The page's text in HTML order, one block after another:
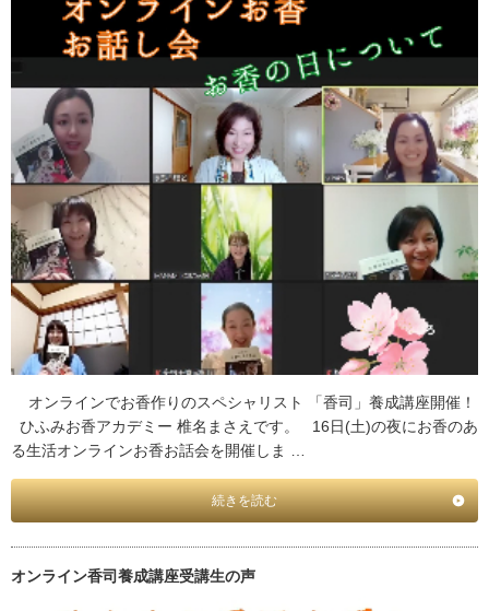
オンラインでお香作りのスペシャリスト 「香司」養成講座開催！
ひふみお香アカデミー 椎名まさえです。 16日(土)の夜にお香のあ
る生活オンラインお香お話会を開催しま …
続きを読む
オンライン香司養成講座受講生の声